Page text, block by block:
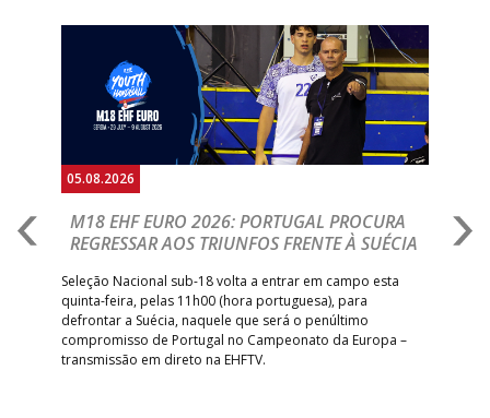
05.08.2026
M18 EHF EURO 2026: PORTUGAL PROCURA
REGRESSAR AOS TRIUNFOS FRENTE À SUÉCIA
Seleção Nacional sub-18 volta a entrar em campo esta
quinta-feira, pelas 11h00 (hora portuguesa), para
defrontar a Suécia, naquele que será o penúltimo
compromisso de Portugal no Campeonato da Europa –
transmissão em direto na EHFTV.